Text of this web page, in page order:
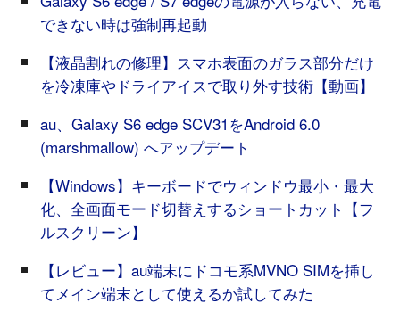
できない時は強制再起動
【液晶割れの修理】スマホ表面のガラス部分だけ
を冷凍庫やドライアイスで取り外す技術【動画】
au、Galaxy S6 edge SCV31をAndroid 6.0
(marshmallow) へアップデート
【Windows】キーボードでウィンドウ最小・最大
化、全画面モード切替えするショートカット【フ
ルスクリーン】
【レビュー】au端末にドコモ系MVNO SIMを挿し
てメイン端末として使えるか試してみた